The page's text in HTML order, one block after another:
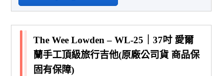
The Wee Lowden – WL-25｜37吋 愛爾
蘭手工頂級旅行吉他(原廠公司貨 商品保
固有保障)